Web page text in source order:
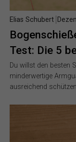
Test: Die 5
Elias Schubert
Du willst den besten
minderwertige
ausreichend